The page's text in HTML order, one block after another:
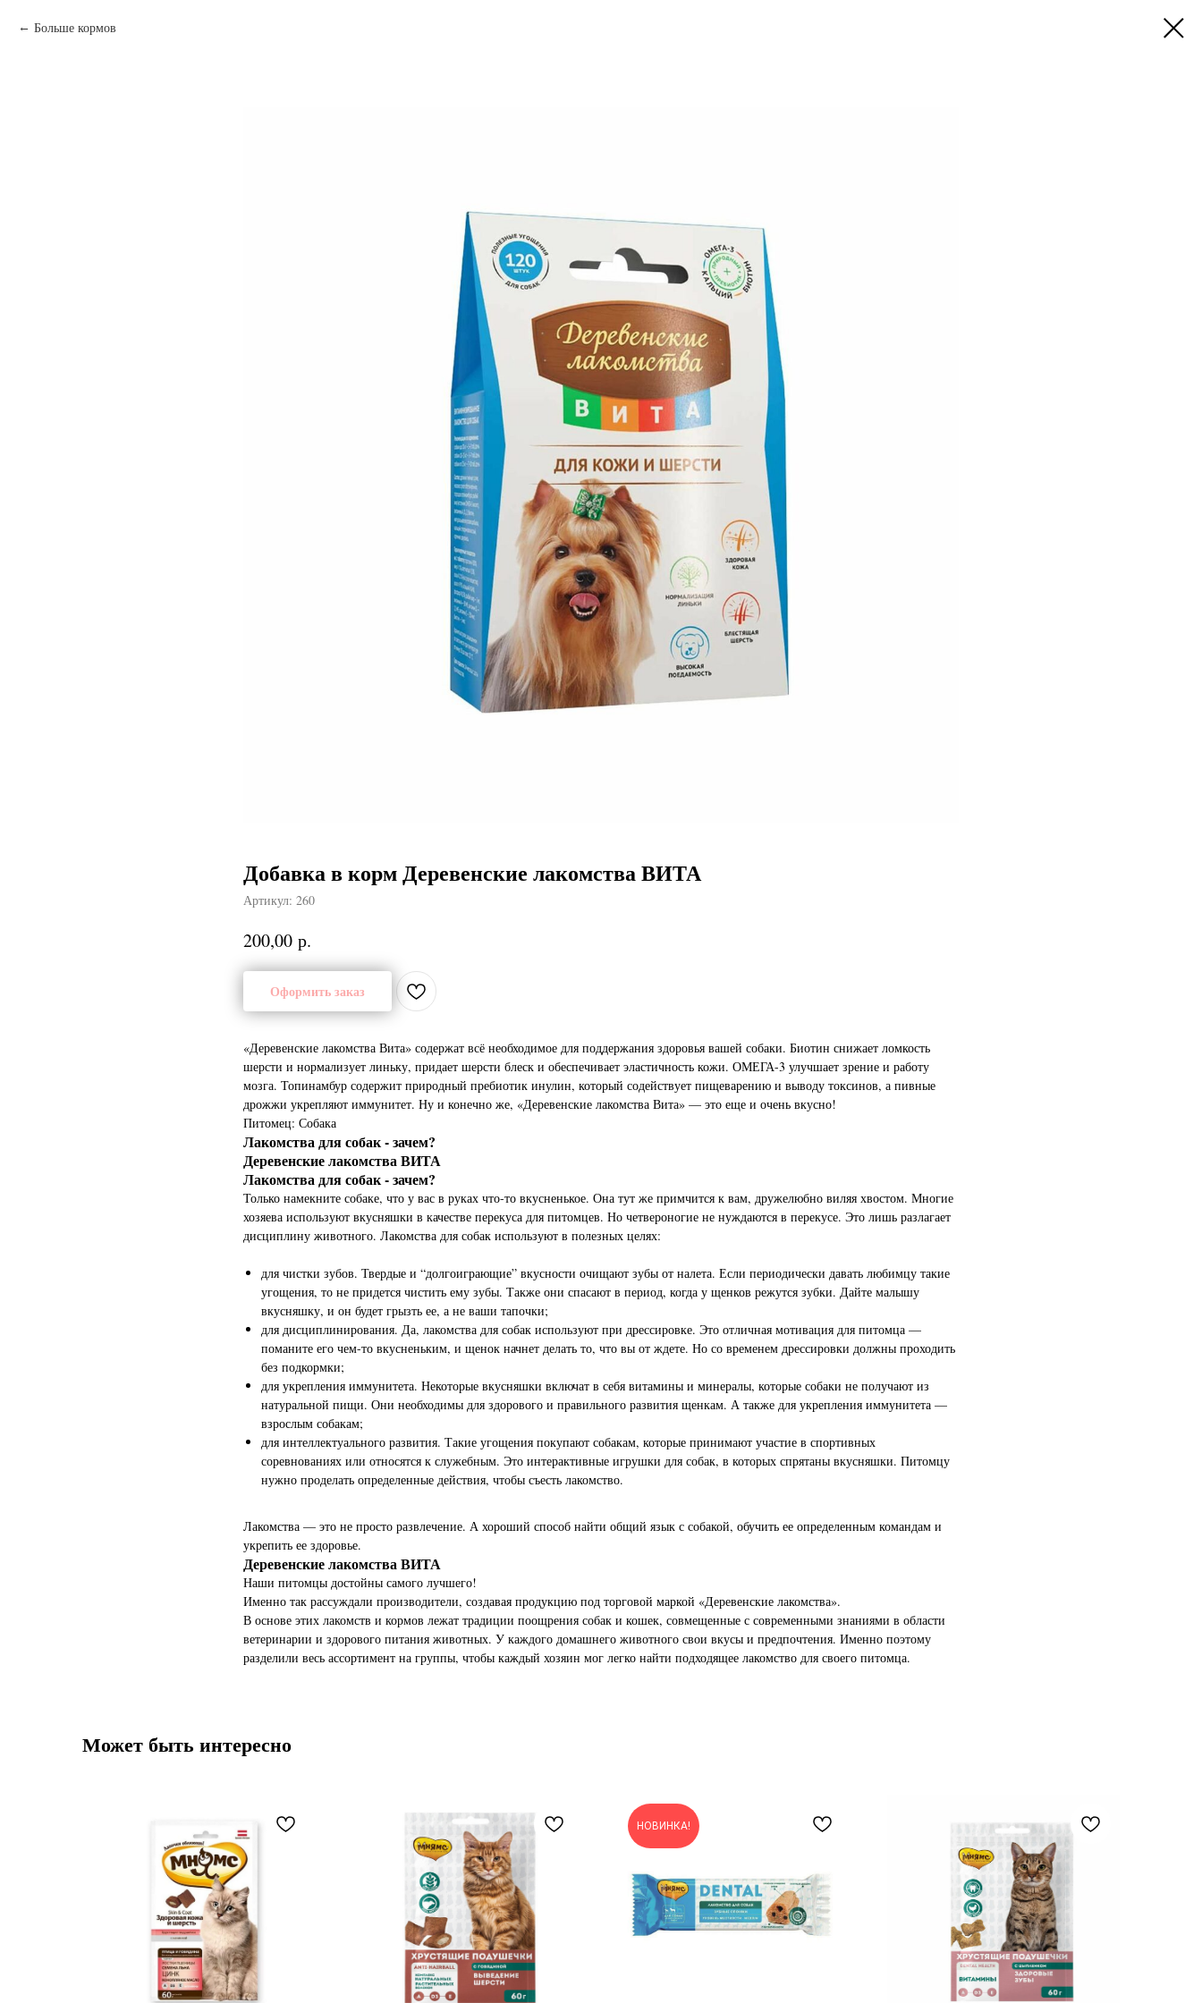
Больше кормов
Добавка в корм Деревенские лакомства ВИТА
Артикул: 260
200,00 р.
Оформить заказ
«Деревенские лакомства Вита» содержат всё необходимое для поддержания здоровья вашей собаки. Биотин снижает ломкость
шерсти и нормализует линьку, придает шерсти блеск и обеспечивает эластичность кожи. ОМЕГА-3 улучшает зрение и работу
мозга. Топинамбур содержит природный пребиотик инулин, который содействует пищеварению и выводу токсинов, а пивные
дрожжи укрепляют иммунитет. Ну и конечно же, «Деревенские лакомства Вита» — это еще и очень вкусно!
Питомец: Собака
Лакомства для собак - зачем?
Деревенские лакомства ВИТА
Лакомства для собак - зачем?
Только намекните собаке, что у вас в руках что-то вкусненькое. Она тут же примчится к вам, дружелюбно виляя хвостом. Многие
хозяева используют вкусняшки в качестве перекуса для питомцев. Но четвероногие не нуждаются в перекусе. Это лишь разлагает
дисциплину животного. Лакомства для собак используют в полезных целях:
для чистки зубов. Твердые и “долгоиграющие” вкусности очищают зубы от налета. Если периодически давать любимцу такие
угощения, то не придется чистить ему зубы. Также они спасают в период, когда у щенков режутся зубки. Дайте малышу
вкусняшку, и он будет грызть ее, а не ваши тапочки;
для дисциплинирования. Да, лакомства для собак используют при дрессировке. Это отличная мотивация для питомца —
поманите его чем-то вкусненьким, и щенок начнет делать то, что вы от ждете. Но со временем дрессировки должны проходить
без подкормки;
для укрепления иммунитета. Некоторые вкусняшки включат в себя витамины и минералы, которые собаки не получают из
натуральной пищи. Они необходимы для здорового и правильного развития щенкам. А также для укрепления иммунитета —
взрослым собакам;
для интеллектуального развития. Такие угощения покупают собакам, которые принимают участие в спортивных
соревнованиях или относятся к служебным. Это интерактивные игрушки для собак, в которых спрятаны вкусняшки. Питомцу
нужно проделать определенные действия, чтобы съесть лакомство.
Лакомства — это не просто развлечение. А хороший способ найти общий язык с собакой, обучить ее определенным командам и
укрепить ее здоровье.
Деревенские лакомства ВИТА
Наши питомцы достойны самого лучшего!
Именно так рассуждали производители, создавая продукцию под торговой маркой «Деревенские лакомства».
В основе этих лакомств и кормов лежат традиции поощрения собак и кошек, совмещенные с современными знаниями в области
ветеринарии и здорового питания животных. У каждого домашнего животного свои вкусы и предпочтения. Именно поэтому
разделили весь ассортимент на группы, чтобы каждый хозяин мог легко найти подходящее лакомство для своего питомца.
Может быть интересно
НОВИНКА!